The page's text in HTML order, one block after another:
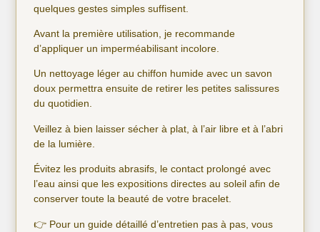
quelques gestes simples suffisent.
Avant la première utilisation, je recommande
d’appliquer un imperméabilisant incolore.
Un nettoyage léger au chiffon humide avec un savon
doux permettra ensuite de retirer les petites salissures
du quotidien.
Veillez à bien laisser sécher à plat, à l’air libre et à l’abri
de la lumière.
Évitez les produits abrasifs, le contact prolongé avec
l’eau ainsi que les expositions directes au soleil afin de
conserver toute la beauté de votre bracelet.
👉 Pour un guide détaillé d’entretien pas à pas, vous